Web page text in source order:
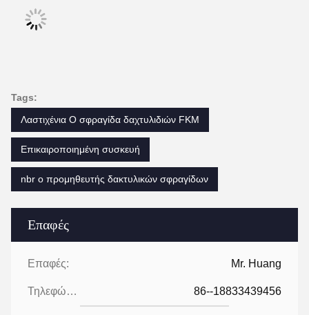
Επαφές
Επαφές: Mr. Huang
Τηλεφώνημα: 86--18833439456
Tags:
Λαστιχένια Ο σφραγίδα δαχτυλιδιών FKM
Επικαιροποιημένη συσκευή
nbr o προμηθευτής δακτυλικών σφραγίδων